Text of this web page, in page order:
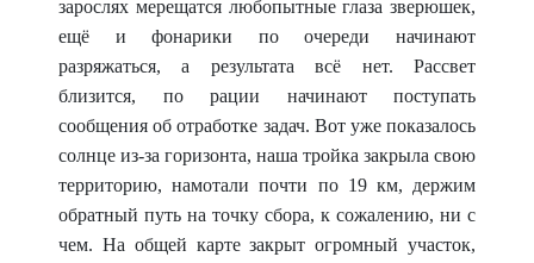
зарослях мерещатся любопытные глаза зверюшек,
ещё и фонарики по очереди начинают
разряжаться, а результата всё нет. Рассвет
близится, по рации начинают поступать
сообщения об отработке задач. Вот уже показалось
солнце из-за горизонта, наша тройка закрыла свою
территорию, намотали почти по 19 км, держим
обратный путь на точку сбора, к сожалению, ни с
чем. На общей карте закрыт огромный участок,